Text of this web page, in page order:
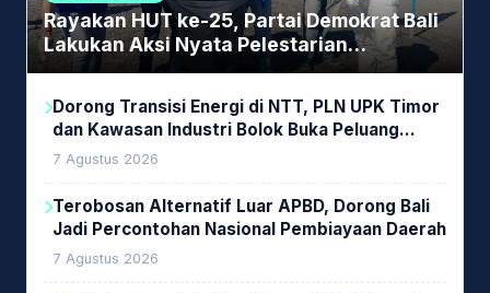
Rayakan HUT ke-25, Partai Demokrat Bali
Lakukan Aksi Nyata Pelestarian
Lingkungan
Dorong Transisi Energi di NTT, PLN UPK Timor
dan Kawasan Industri Bolok Buka Peluang
Investasi Woodchip untuk Cofiring PLTU Bolok
7 Agustus 2026
Terobosan Alternatif Luar APBD, Dorong Bali
Jadi Percontohan Nasional Pembiayaan Daerah
7 Agustus 2026